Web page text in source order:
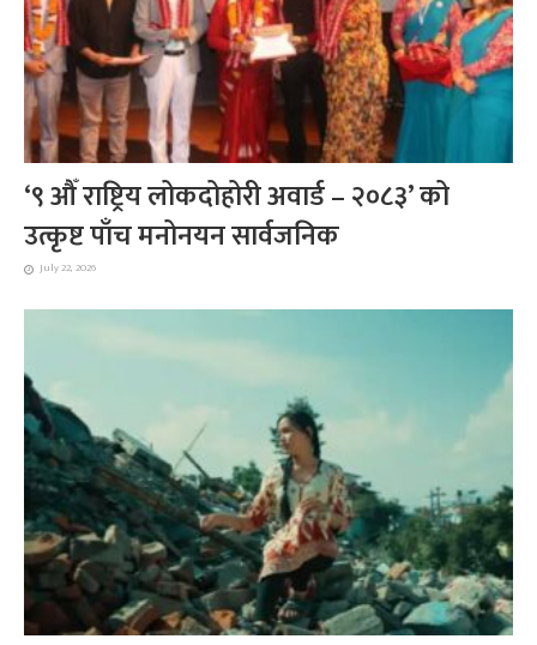
‘९ औँ राष्ट्रिय लोकदोहोरी अवार्ड – २०८३’ को
उत्कृष्ट पाँच मनोनयन सार्वजनिक
July 22, 2026